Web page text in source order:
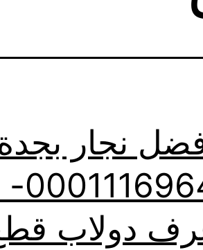
نجار بجدة
دولاب قطع